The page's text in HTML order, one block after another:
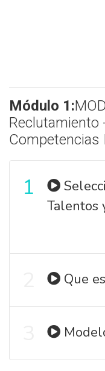
Módulo 1:
Reclutamiento
Competencias I
1
Talentos
Que